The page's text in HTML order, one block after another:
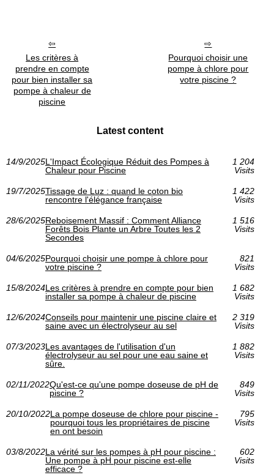
Les critères à
prendre en compte
pour bien installer sa
pompe à chaleur de
piscine
Pourquoi choisir une
pompe à chlore pour
votre piscine ?
Latest content
14/9/2025L'Impact Écologique Réduit des Pompes à
Chaleur pour Piscine
1 204
Visits
19/7/2025Tissage de Luz : quand le coton bio
rencontre l'élégance française
1 422
Visits
28/6/2025Reboisement Massif : Comment Alliance
Forêts Bois Plante un Arbre Toutes les 2
Secondes
1 516
Visits
04/6/2025Pourquoi choisir une pompe à chlore pour
votre piscine ?
821
Visits
15/8/2024Les critères à prendre en compte pour bien
installer sa pompe à chaleur de piscine
1 682
Visits
12/6/2024Conseils pour maintenir une piscine claire et
saine avec un électrolyseur au sel
2 319
Visits
07/3/2023Les avantages de l'utilisation d'un
électrolyseur au sel pour une eau saine et
sûre.
1 882
Visits
02/11/2022Qu'est-ce qu'une pompe doseuse de pH de
piscine ?
849
Visits
20/10/2022La pompe doseuse de chlore pour piscine -
pourquoi tous les propriétaires de piscine
en ont besoin
795
Visits
03/8/2022La vérité sur les pompes à pH pour piscine :
Une pompe à pH pour piscine est-elle
efficace ?
602
Visits